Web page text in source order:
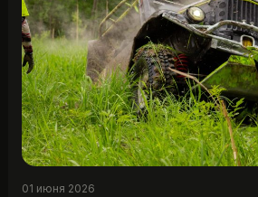
01 июня 2026